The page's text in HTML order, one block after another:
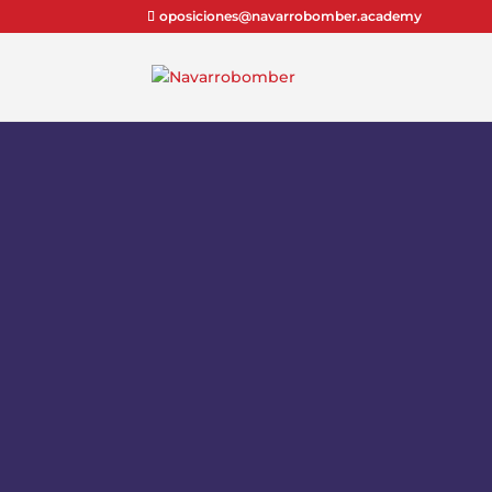
oposiciones@navarrobomber.academy